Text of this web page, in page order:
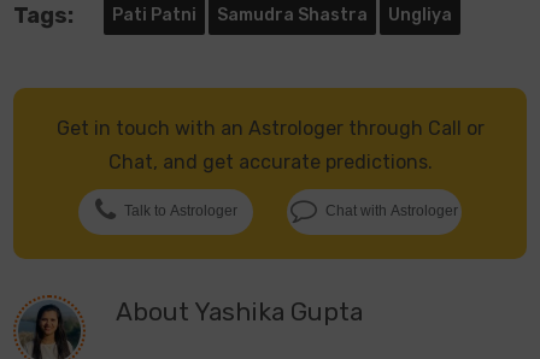
Tags: Pati Patni Samudra Shastra Ungliya
Get in touch with an Astrologer through Call or
Chat, and get accurate predictions.
Talk to Astrologer Chat with Astrologer
About Yashika Gupta